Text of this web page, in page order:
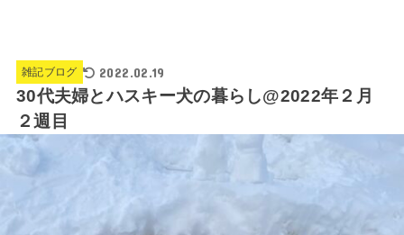
雑記ブログ 2022.02.19
30代夫婦とハスキー犬の暮らし@2022年２月
２週目